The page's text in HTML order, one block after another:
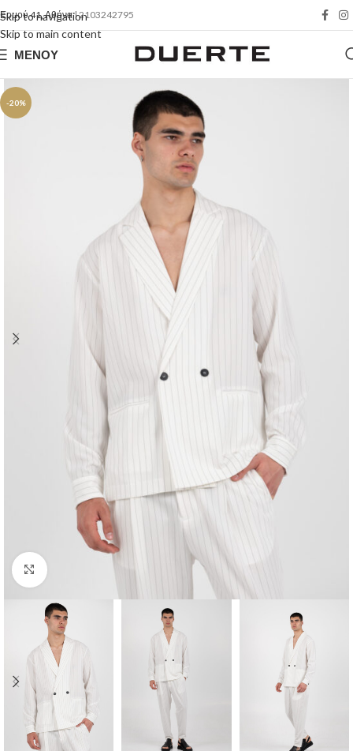
Skip to navigation
Skip to main content
Ερμού 41, Αθήνα| 2103242795
ΜΕΝΟΎ
-20%
Κλικ για μεγέθυνση